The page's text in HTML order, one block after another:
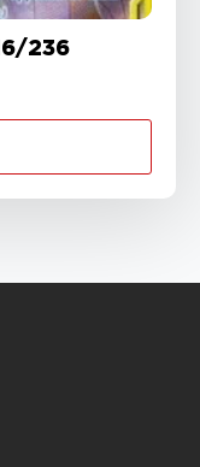
236